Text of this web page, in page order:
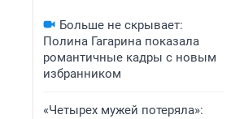
Больше не скрывает:
Полина Гагарина показала
романтичные кадры с новым
избранником
«Четырех мужей потеряла»: